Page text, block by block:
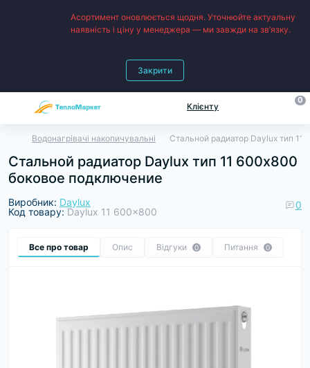
Асортимент оновлюється щодня. Уточнюйте актуальну
наявність і ціну у менеджера — ми завжди на зв’язку.
Закрити
Клієнту
0
Водонагрівачі накопичувальні Стальной радиатор Daylux тип
Стальной радиатор Daylux тип 11 600х800
боковое подключение
Виробник: Daylux
Код товару: Daylux 11 600x800
0
Все про товар Опис Відгуки 0 Питання 0